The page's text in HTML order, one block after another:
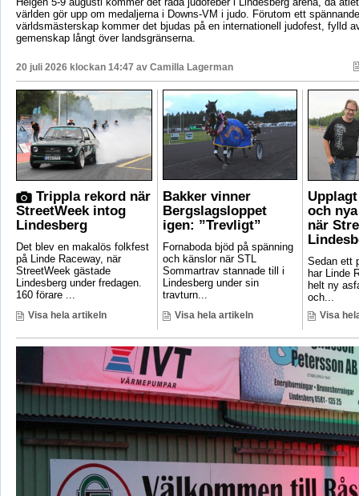
världen gör upp om medaljerna i Downs-VM i judo. Förutom ett spännande
världsmästerskap kommer det bjudas på en internationell judofest, fylld
gemenskap långt över landsgränserna.
20 juli 2026 klockan 14:47 av Camilla Lagerman
Trippla rekord när
StreetWeek intog
Lindesberg
Det blev en makalös folkfest
på Linde Raceway, när
StreetWeek gästade
Lindesberg under fredagen.
160 förare ...
Visa hela artikeln
Bakker vinner
Bergslagsloppet
igen: ”Trevligt”
Fornaboda bjöd på spänning
och känslor när STL
Sommartrav stannade till i
Lindesberg under sin
travturn...
Visa hela artikeln
och
när
Sedan ett
har Linde
helt ny
och...
Visa